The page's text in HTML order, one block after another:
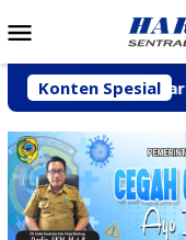
ke
Mobile
Konten Spesial
Baliara Terus